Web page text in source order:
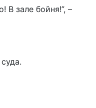
В зале бойня!”, –